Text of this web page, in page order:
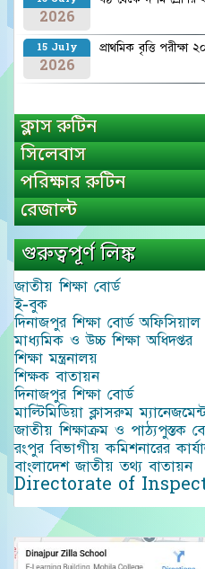
2026
15 July
2026
প্রাথমিক বৃত্তি পরীক্ষা
ক্লাস রুটিন
সিলেবাস
পরিক্ষার রুটিন
রেজাল্ট
গুরুত্বপূর্ণ লিঙ্ক
জাতীয় শিক্ষা বোর্ড
ই-বুক
দিনাজপুর শিক্ষা বোর্ড
মাধ্যমিক ও উচ্চ শিক্ষা অধিদপ্তর
শিক্ষা মন্ত্রনালয়
শিক্ষক বাতায়ন
দিনাজপুর শিক্ষা বোর্ড
মাল্টিমিডিয়া ক্লাসরুম
জাতীয় শিক্ষাক্রম ও পাঠ্যপুস্তক
রংপুর বিভাগীয় কমিশনারের
বাংলাদেশ জাতীয় তথ্য বাতায়ন
Directorate of